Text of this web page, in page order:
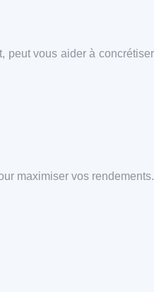
peut vous aider à concrétiser
maximiser vos rendements.